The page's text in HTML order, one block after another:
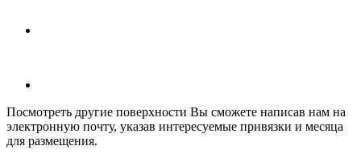
Посмотреть другие поверхности Вы сможете написав нам на
электронную почту, указав интересуемые привязки и месяца
для размещения.